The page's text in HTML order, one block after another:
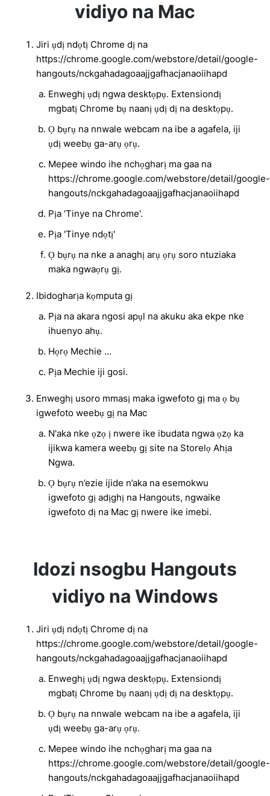
vidiyo na Mac
Jiri ụdị ndọtị Chrome dị na
https://chrome.google.com/webstore/detail/google-
hangouts/nckgahadagoaajjgafhacjanaoiihapd
Enweghị ụdị ngwa desktọpụ. Extensiondị
mgbatị Chrome bụ naanị ụdị dị na desktọpụ.
Ọ bụrụ na nnwale webcam na ibe a agafela, iji
ụdị weebụ ga-arụ ọrụ.
Mepee windo ihe nchọgharị ma gaa na
https://chrome.google.com/webstore/detail/google-
hangouts/nckgahadagoaajjgafhacjanaoiihapd
Pịa 'Tinye na Chrome'.
Pịa 'Tinye ndọtị'
Ọ bụrụ na nke a anaghị arụ ọrụ soro ntuziaka
maka ngwaọrụ gị.
Ibidogharịa kọmputa gị
Pịa na akara ngosi apụl na akuku aka ekpe nke
ihuenyo ahụ.
Họrọ Mechie ...
Pịa Mechie iji gosi.
Enweghị usoro mmasị maka igwefoto gị ma ọ bụ
igwefoto weebụ gị na Mac
N'aka nke ọzọ ị nwere ike ibudata ngwa ọzọ ka
ijikwa kamera weebụ gị site na Storelọ Ahịa
Ngwa.
Ọ bụrụ n’ezie ijide n’aka na esemokwu
igwefoto gị adịghị na Hangouts, ngwaike
igwefoto dị na Mac gị nwere ike imebi.
Idozi nsogbu Hangouts
vidiyo na Windows
Jiri ụdị ndọtị Chrome dị na
https://chrome.google.com/webstore/detail/google-
hangouts/nckgahadagoaajjgafhacjanaoiihapd
Enweghị ụdị ngwa desktọpụ. Extensiondị
mgbatị Chrome bụ naanị ụdị dị na desktọpụ.
Ọ bụrụ na nnwale webcam na ibe a agafela, iji
ụdị weebụ ga-arụ ọrụ.
Mepee windo ihe nchọgharị ma gaa na
https://chrome.google.com/webstore/detail/google-
hangouts/nckgahadagoaajjgafhacjanaoiihapd